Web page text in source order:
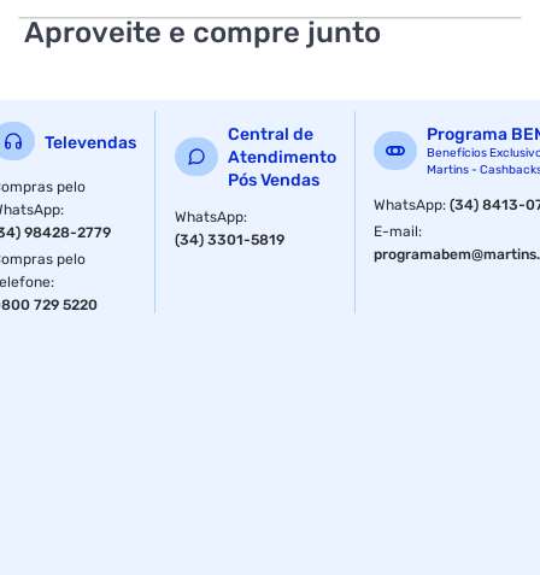
cada dose se consumido com leite semidesnatado 727kcal
e 26g de proteínas
Aproveite e compre junto
Televendas
pelo
:
98428-2779
pelo
:
729 5220
Central de
Atendimento
Pós Vendas
WhatsApp:
(34) 3301-5819
Programa
Benefícios
Martins -
WhatsApp:(34) 8413-
E-mail: